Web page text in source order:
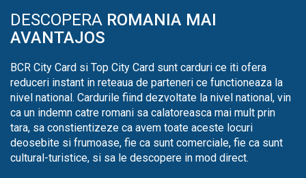
DESCOPERA ROMANIA MAI
AVANTAJOS
BCR City Card si Top City Card sunt carduri ce iti ofera
reduceri instant in reteaua de parteneri ce functioneaza la
nivel national. Cardurile fiind dezvoltate la nivel national, vin
ca un indemn catre romani sa calatoreasca mai mult prin
tara, sa constientizeze ca avem toate aceste locuri
deosebite si frumoase, fie ca sunt comerciale, fie ca sunt
cultural-turistice, si sa le descopere in mod direct.